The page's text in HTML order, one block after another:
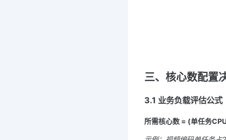
三、核心数配置
3.1 业务负载评估公式
所需核心数 = (单任务